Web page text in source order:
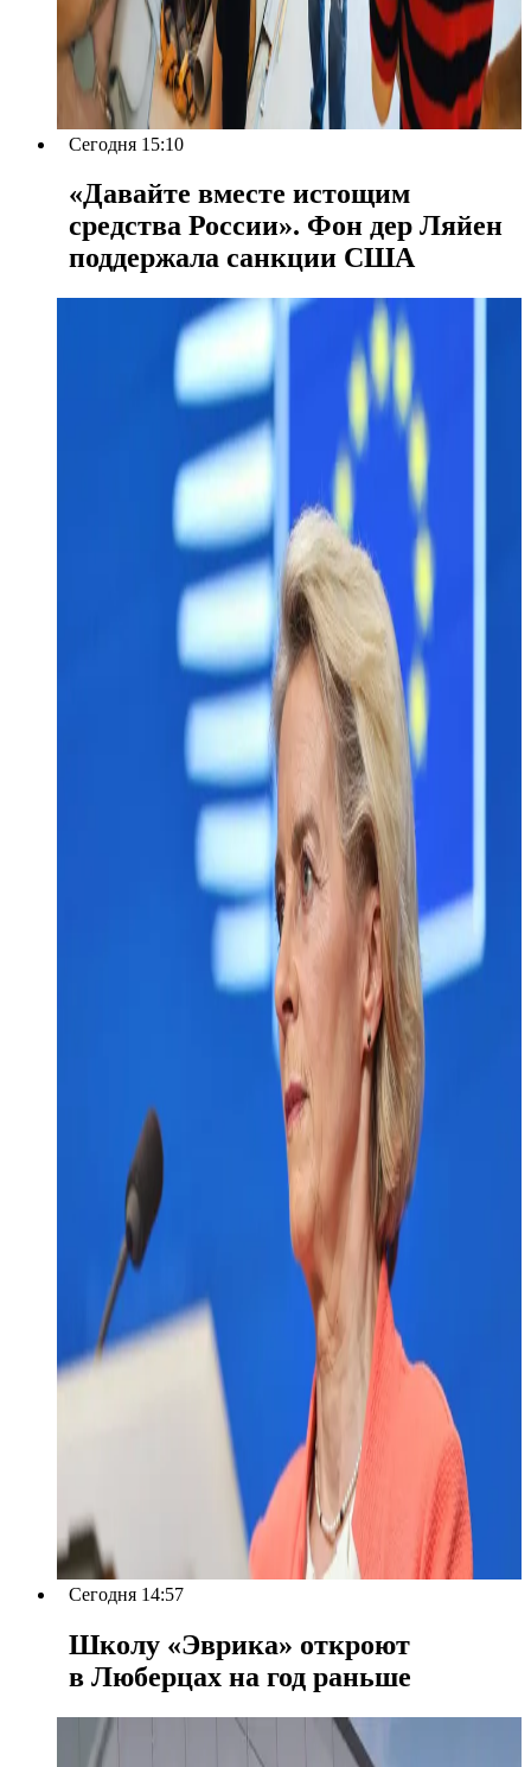
Сегодня 15:10
«Давайте вместе истощим
средства России». Фон дер Ляйен
поддержала санкции США
Сегодня 14:57
Школу «Эврика» откроют
в Люберцах на год раньше